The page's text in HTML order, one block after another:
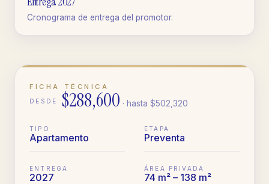
Cronograma de entrega del promotor.
FICHA TÉCNICA
DESDE $288,600 · hasta$502,320
TIPO
Apartamento
ETAPA
Preventa
ENTREGA
2027
ÁREA PRIVADA
74 m² – 138 m²